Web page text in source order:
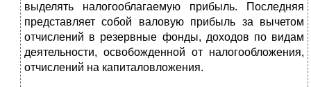
выделять налогооблагаемую прибыль. Последняя
представляет собой валовую прибыль за вычетом
отчислений в резервные фонды, доходов по видам
деятельности, освобожденной от налогообложения,
отчислений на капиталовложения.